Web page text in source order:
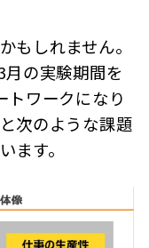
もしれません。
の実験期間を
トワークになり
次のような課題
ます。